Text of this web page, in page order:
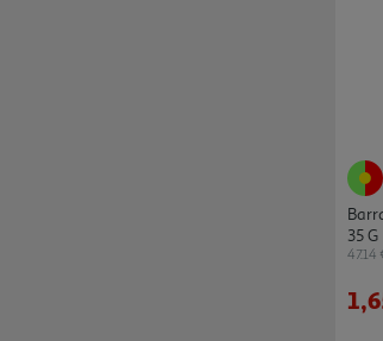
35 G
47.14